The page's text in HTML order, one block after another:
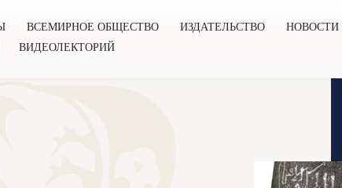
ВСЕМИРНОЕ ОБЩЕСТВО ИЗДАТЕЛЬСТВО
НОВОСТИ
ВИДЕОЛЕКТОРИЙ